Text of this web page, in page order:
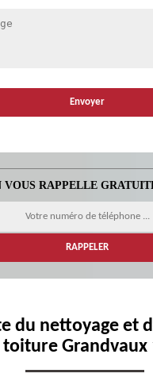
VOUS RAPPELLE
du nettoyage et
toiture Grandvaux